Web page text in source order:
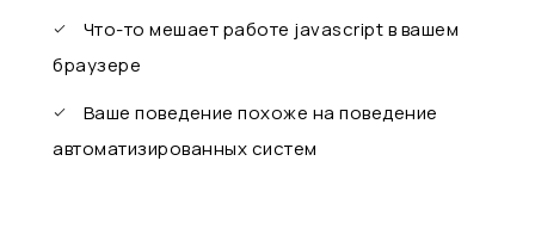
Что-то мешает работе javascript в вашем
браузере
Ваше поведение похоже на поведение
автоматизированных систем